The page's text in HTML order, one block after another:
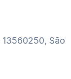
13560250, São